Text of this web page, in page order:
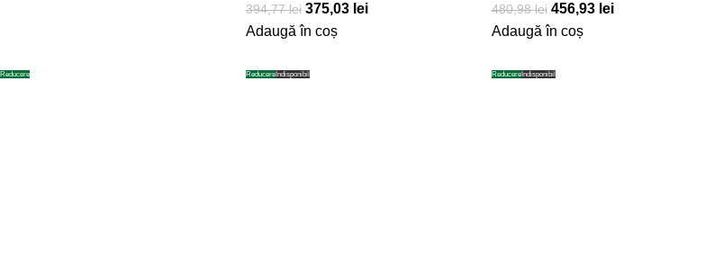
394,77lei 375,03 lei
Adaugă în coș
480,98lei 456,93 lei
Adaugă în coș
Reducere ReducereIndisponibil ReducereIndisponibil